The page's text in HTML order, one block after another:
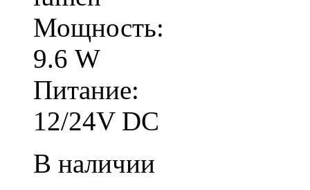
Мощность:
9.6 W
Питание:
12/24V DC
В наличии